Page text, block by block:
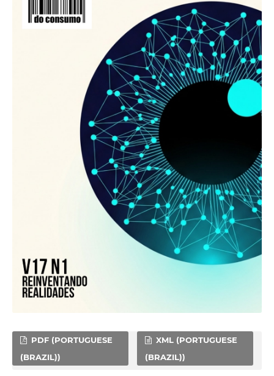
PDF (PORTUGUESE
(BRAZIL))
XML (PORTUGUESE
(BRAZIL))